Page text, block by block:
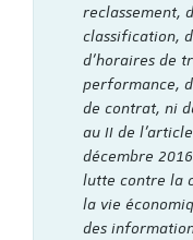
reclassement,
classification,
d'horaires de
performance,
de contrat, ni
au II de
décembre
lutte contre la
la vie
des